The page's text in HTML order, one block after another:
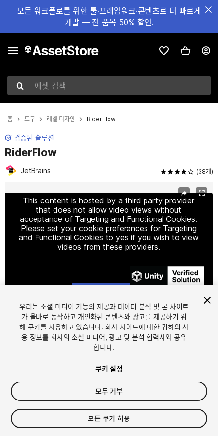
모든 워크플로를 위한 툴·프레임워크·콘텐츠로 더 빠르게
개발 — 전 품목 50% 할인.
에셋 검색
홈 도구 레벨 디자인 RiderFlow
검증된 솔루션
RiderFlow
JetBrains (38개)
This content is hosted by a third party provider
that does not allow video views without
acceptance of Targeting and Functional Cookies.
Please set your cookie preferences for Targeting
and Functional Cookies to yes if you wish to view
videos from these providers.
1/7
FREE
in the past week
우리는 소셜 미디어 기능의 제공과 데이터 분석 및 본 사이트
가 올바로 동작하고 개인화된 콘텐츠와 광고를 제공하기 위
해 쿠키를 사용하고 있습니다. 회사 사이트에 대한 귀하의 사
용 정보를 회사의 소셜 미디어, 광고 및 분석 협력사와 공유
합니다.
쿠키 설정
모두 거부
모든 쿠키 허용